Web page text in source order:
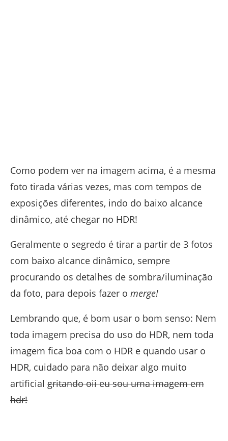
Como podem ver na imagem acima, é a mesma
foto tirada várias vezes, mas com tempos de
exposições diferentes, indo do baixo alcance
dinâmico, até chegar no HDR!
Geralmente o segredo é tirar a partir de 3 fotos
com baixo alcance dinâmico, sempre
procurando os detalhes de sombra/iluminação
da foto, para depois fazer o merge!
Lembrando que, é bom usar o bom senso: Nem
toda imagem precisa do uso do HDR, nem toda
imagem fica boa com o HDR e quando usar o
HDR, cuidado para não deixar algo muito
artificial gritando oii eu sou uma imagem em
hdr!